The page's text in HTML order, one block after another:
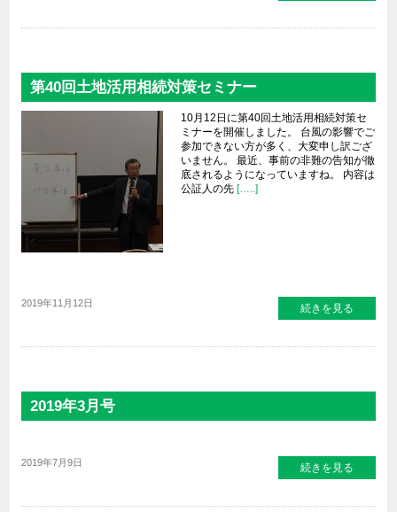
第40回土地活用相続対策セミナー
10月12日に第40回土地活用相続対策セ
ミナーを開催しました。 台風の影響でご
参加できない方が多く、大変申し訳ござ
いません。 最近、事前の非難の告知が徹
底されるようになっていますね。 内容は
公証人の先[…..]
2019年11月12日 続きを見る
2019年3月号
2019年7月9日 続きを見る